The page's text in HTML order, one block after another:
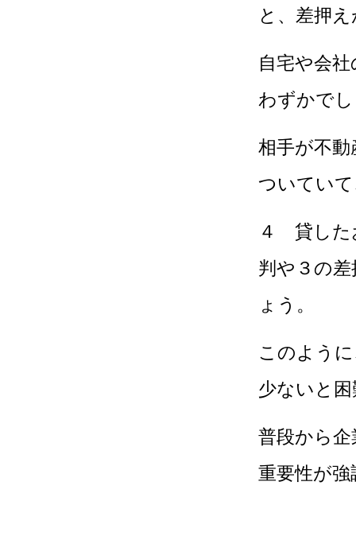
と、差押
自宅や会
わずかで
相手が不
ついてい
４ 貸した
判や３の
ょう。
このよう
少ないと
普段から
重要性が